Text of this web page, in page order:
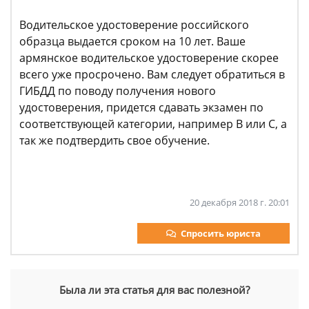
Водительское удостоверение российского
образца выдается сроком на 10 лет. Ваше
армянское водительское удостоверение скорее
всего уже просрочено. Вам следует обратиться в
ГИБДД по поводу получения нового
удостоверения, придется сдавать экзамен по
соответствующей категории, например В или С, а
так же подтвердить свое обучение.
20 декабря 2018 г. 20:01
Спросить юриста
Была ли эта статья для вас полезной?